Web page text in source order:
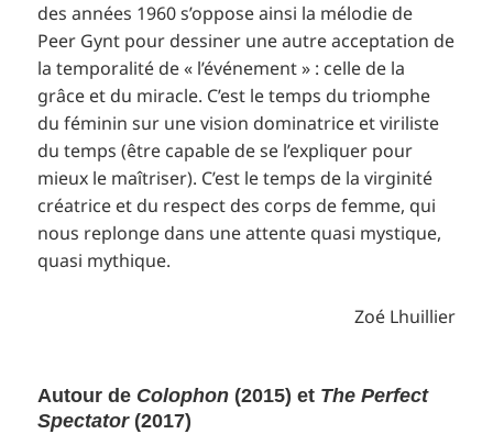
des années 1960 s’oppose ainsi la mélodie de
Peer Gynt pour dessiner une autre acceptation de
la temporalité de « l’événement » : celle de la
grâce et du miracle. C’est le temps du triomphe
du féminin sur une vision dominatrice et viriliste
du temps (être capable de se l’expliquer pour
mieux le maîtriser). C’est le temps de la virginité
créatrice et du respect des corps de femme, qui
nous replonge dans une attente quasi mystique,
quasi mythique.
Zoé Lhuillier
Autour de Colophon (2015) et The Perfect
Spectator (2017)